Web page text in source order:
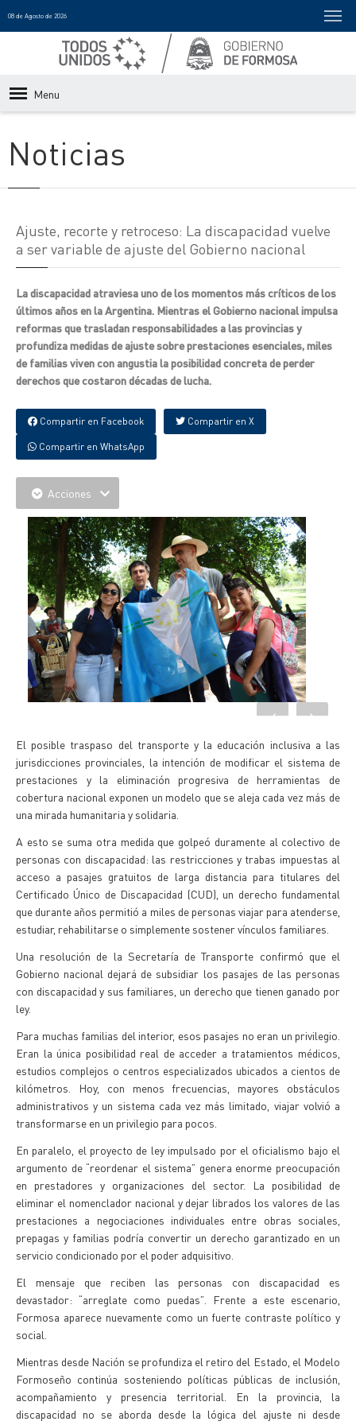
08 de Agosto de 2026
Menu
Noticias
Ajuste, recorte y retroceso: La discapacidad vuelve
a ser variable de ajuste del Gobierno nacional
La discapacidad atraviesa uno de los momentos más críticos de los
últimos años en la Argentina. Mientras el Gobierno nacional impulsa
reformas que trasladan responsabilidades a las provincias y
profundiza medidas de ajuste sobre prestaciones esenciales, miles
de familias viven con angustia la posibilidad concreta de perder
derechos que costaron décadas de lucha.
Compartir en Facebook Compartir en X
Compartir en WhatsApp
Acciones
El posible traspaso del transporte y la educación inclusiva a las
jurisdicciones provinciales, la intención de modificar el sistema de
prestaciones y la eliminación progresiva de herramientas de
cobertura nacional exponen un modelo que se aleja cada vez más de
una mirada humanitaria y solidaria.
A esto se suma otra medida que golpeó duramente al colectivo de
personas con discapacidad: las restricciones y trabas impuestas al
acceso a pasajes gratuitos de larga distancia para titulares del
Certificado Único de Discapacidad (CUD), un derecho fundamental
que durante años permitió a miles de personas viajar para atenderse,
estudiar, rehabilitarse o simplemente sostener vínculos familiares.
Una resolución de la Secretaría de Transporte confirmó que el
Gobierno nacional dejará de subsidiar los pasajes de las personas
con discapacidad y sus familiares, un derecho que tienen ganado por
ley.
Para muchas familias del interior, esos pasajes no eran un privilegio.
Eran la única posibilidad real de acceder a tratamientos médicos,
estudios complejos o centros especializados ubicados a cientos de
kilómetros. Hoy, con menos frecuencias, mayores obstáculos
administrativos y un sistema cada vez más limitado, viajar volvió a
transformarse en un privilegio para pocos.
En paralelo, el proyecto de ley impulsado por el oficialismo bajo el
argumento de “reordenar el sistema” genera enorme preocupación
en prestadores y organizaciones del sector. La posibilidad de
eliminar el nomenclador nacional y dejar librados los valores de las
prestaciones a negociaciones individuales entre obras sociales,
prepagas y familias podría convertir un derecho garantizado en un
servicio condicionado por el poder adquisitivo.
El mensaje que reciben las personas con discapacidad es
devastador: “arreglate como puedas”. Frente a este escenario,
Formosa aparece nuevamente como un fuerte contraste político y
social.
Mientras desde Nación se profundiza el retiro del Estado, el Modelo
Formoseño continúa sosteniendo políticas públicas de inclusión,
acompañamiento y presencia territorial. En la provincia, la
discapacidad no se aborda desde la lógica del ajuste ni desde